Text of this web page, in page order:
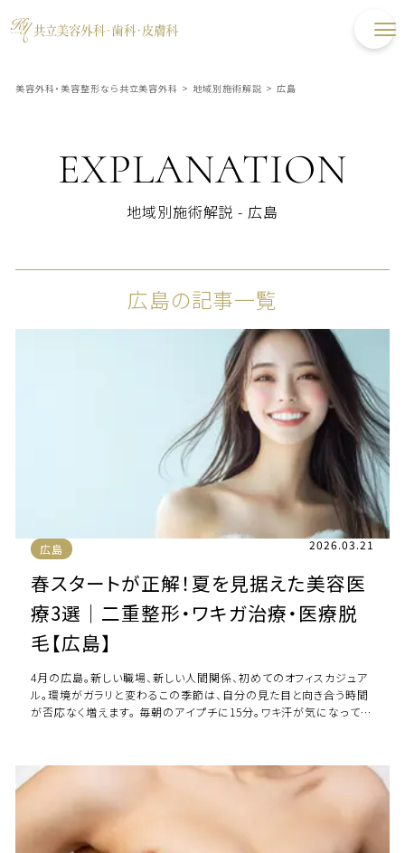
美容外科・美容整形なら共立美容外科 > 地域別施術解説 > 広島
EXPLANATION
地域別施術解説 - 広島
広島の記事一覧
広島 2026.03.21
春スタートが正解！夏を見据えた美容医
療3選｜二重整形・ワキガ治療・医療脱
毛【広島】
4月の広島。新しい職場、新しい人間関係、初めてのオフィスカジュア
ル。環境がガラリと変わるこの季節は、自分の見た目と向き合う時間
が否応なく増えます。 毎朝のアイプチに15分。ワキ汗が気になって腕